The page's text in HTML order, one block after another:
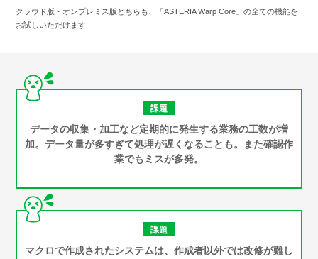
クラウド版・オンプレミス版どちらも、「ASTERIA Warp Core」の全ての機能を
お試しいただけます
課題
データの収集・加工など定期的に発生する業務の工数が増
加。データ量が多すぎて処理が遅くなることも。また確認作
業でもミスが多発。
課題
マクロで作成されたシステムは、作成者以外では改修が難し